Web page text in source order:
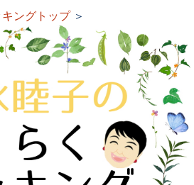
ングトップ＞